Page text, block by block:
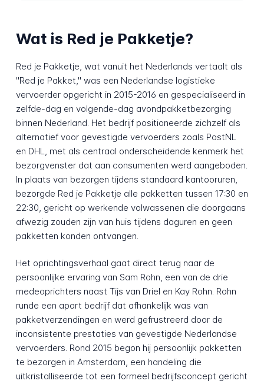
Wat is Red je Pakketje?
Red je Pakketje, wat vanuit het Nederlands vertaalt als
"Red je Pakket," was een Nederlandse logistieke
vervoerder opgericht in 2015-2016 en gespecialiseerd in
zelfde-dag en volgende-dag avondpakketbezorging
binnen Nederland. Het bedrijf positioneerde zichzelf als
alternatief voor gevestigde vervoerders zoals PostNL
en DHL, met als centraal onderscheidende kenmerk het
bezorgvenster dat aan consumenten werd aangeboden.
In plaats van bezorgen tijdens standaard kantooruren,
bezorgde Red je Pakketje alle pakketten tussen 17:30 en
22:30, gericht op werkende volwassenen die doorgaans
afwezig zouden zijn van huis tijdens daguren en geen
pakketten konden ontvangen.
Het oprichtingsverhaal gaat direct terug naar de
persoonlijke ervaring van Sam Rohn, een van de drie
medeoprichters naast Tijs van Driel en Kay Rohn. Rohn
runde een apart bedrijf dat afhankelijk was van
pakketverzendingen en werd gefrustreerd door de
inconsistente prestaties van gevestigde Nederlandse
vervoerders. Rond 2015 begon hij persoonlijk pakketten
te bezorgen in Amsterdam, een handeling die
uitkristalliseerde tot een formeel bedrijfsconcept gericht